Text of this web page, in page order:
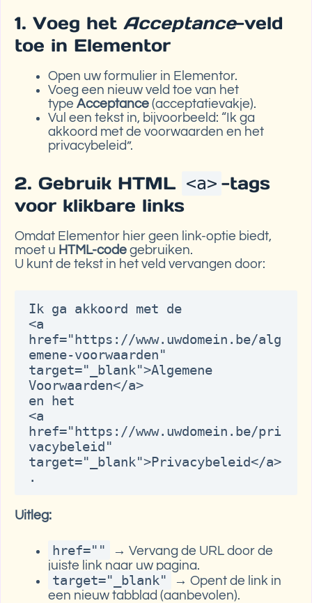
1. Voeg het Acceptance-veld
toe in Elementor
Open uw formulier in Elementor.
Voeg een nieuw veld toe van het
type Acceptance(acceptatievakje).
Vul een tekst in, bijvoorbeeld: “Ik ga
akkoord met de voorwaarden en het
privacybeleid”.
2. Gebruik HTML <a> -tags
voor klikbare links
Omdat Elementor hier geen link-optie biedt,
moet u HTML-code gebruiken.
U kunt de tekst in het veld vervangen door:
Ik ga akkoord met de
<a
href="https://www.uwdomein.be/alg
emene-voorwaarden"
target="_blank">Algemene
Voorwaarden</a>
en het
<a
href="https://www.uwdomein.be/pri
vacybeleid"
target="_blank">Privacybeleid</a>
Uitleg:
href=""
→ Vervang de URL door de
juiste link naar uw pagina.
target="_blank"
→ Opent de link in
een nieuw tabblad (aanbevolen).